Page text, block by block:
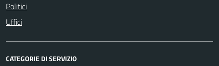
Politici
Uffici
CATEGORIE DI SERVIZIO